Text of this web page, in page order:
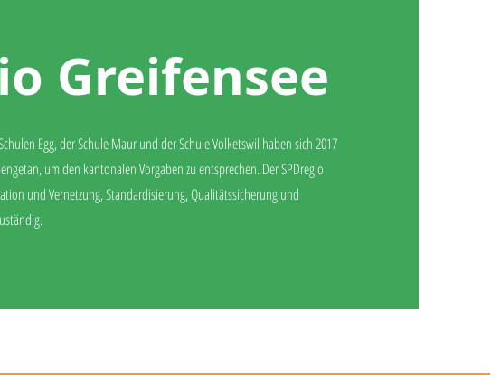
Greifensee
Egg, der Schule Maur und der Schule Volketswil haben sich 2017
um den kantonalen Vorgaben zu entsprechen. Der SPDregio
und Vernetzung, Standardisierung, Qualitätssicherung und